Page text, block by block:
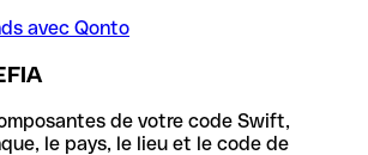
avec Qonto
de votre code Swift,
le pays, le lieu et le code de